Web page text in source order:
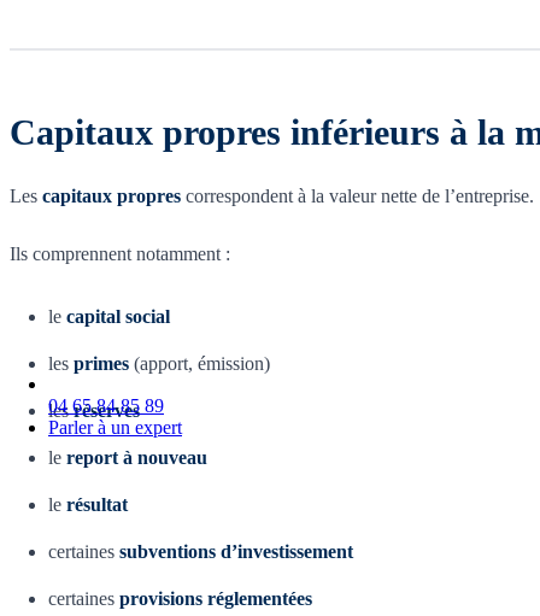
04 65 84 85 89
Parler à un expert
Capitaux propres inférieurs à la
Les capitaux propres correspondent à la valeur nette de l’entreprise.
Ils comprennent notamment :
le capital social
les primes (apport, émission)
lesréserves
le report à nouveau
le résultat
certaines subventions d’investissement
certaines provisions réglementées